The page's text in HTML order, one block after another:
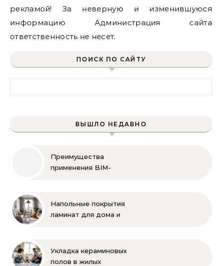
рекламой! За неверную и изменившуюся
информацию Администрация сайта
ответственность не несет.
ПОИСК ПО САЙТУ
ВЫШЛО НЕДАВНО
Преимущества
применения BIM-
Напольные покрытия
ламинат для дома и
Укладка кераминовых
полов в жилых